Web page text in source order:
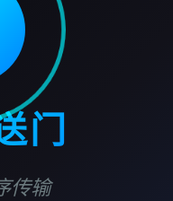
门
传输